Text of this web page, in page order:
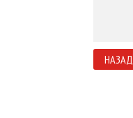
НАЗАД